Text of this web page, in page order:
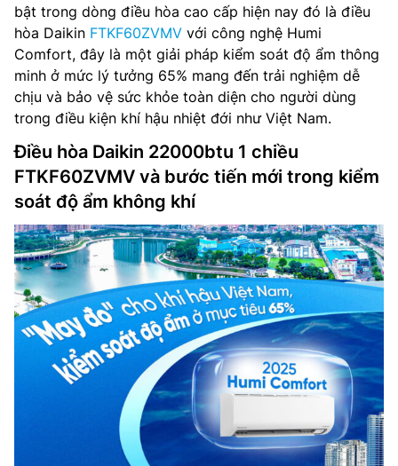
bật trong dòng điều hòa cao cấp hiện nay đó là điều
hòa Daikin FTKF60ZVMV với công nghệ Humi
Comfort, đây là một giải pháp kiểm soát độ ẩm thông
minh ở mức lý tưởng 65% mang đến trải nghiệm dễ
chịu và bảo vệ sức khỏe toàn diện cho người dùng
trong điều kiện khí hậu nhiệt đới như Việt Nam.
Điều hòa Daikin 22000btu 1 chiều
FTKF60ZVMV và bước tiến mới trong kiểm
soát độ ẩm không khí